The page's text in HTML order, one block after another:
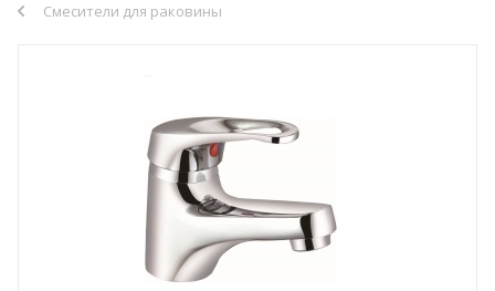
Смесители для раковины